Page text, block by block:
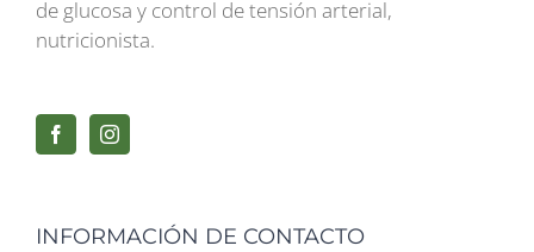
de glucosa y control de tensión arterial,
nutricionista.
INFORMACIÓN DE CONTACTO